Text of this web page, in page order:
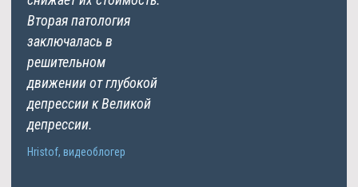
Вторая патология
заключалась в
решительном
движении от глубокой
депрессии к Великой
депрессии.
Hristof, видеоблогер